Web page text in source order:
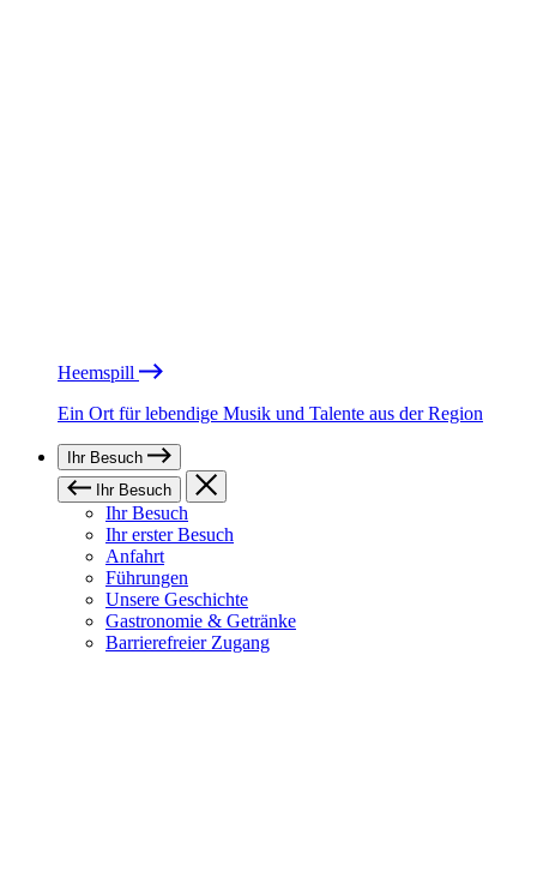
Heemspill
Ein Ort für lebendige Musik und Talente aus der Region
Ihr Besuch
Ihr Besuch
Ihr Besuch
Ihr erster Besuch
Anfahrt
Führungen
Unsere Geschichte
Gastronomie & Getränke
Barrierefreier Zugang